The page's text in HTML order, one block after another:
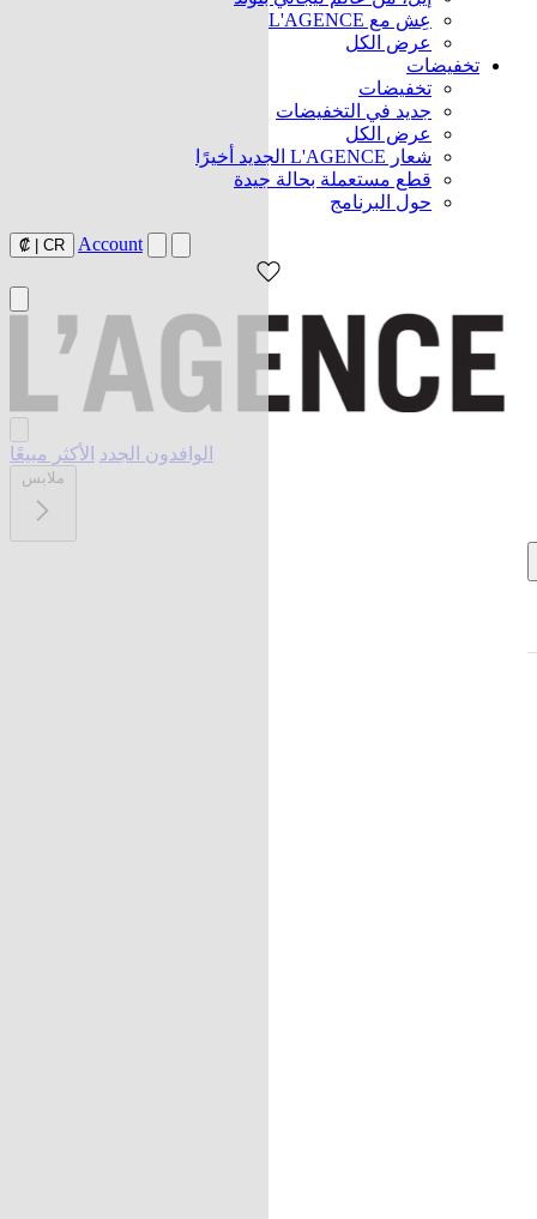
عِش مع L'AGENCE
عرض الكل
تخفيضات
تخفيضات
جديد في التخفيضات
عرض الكل
شعار L'AGENCE الجديد أخيرًا
قطع مستعملة بحالة جيدة
حول البرنامج
CR
₡ Account
الوافدون الجدد الأكثر مبيعًا
ملابس